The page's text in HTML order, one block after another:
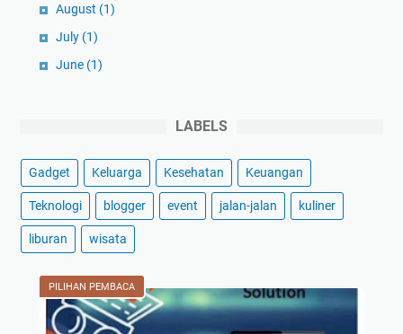
August (1)
July (1)
June (1)
February(1)
January(1)
(59)
November(2)
October(2)
LABELS
Gadget Keluarga Kesehatan Keuangan
Teknologi blogger event jalan-jalan kuliner
liburan wisata
PILIHAN PEMBACA